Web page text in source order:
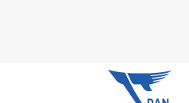
שִׂים